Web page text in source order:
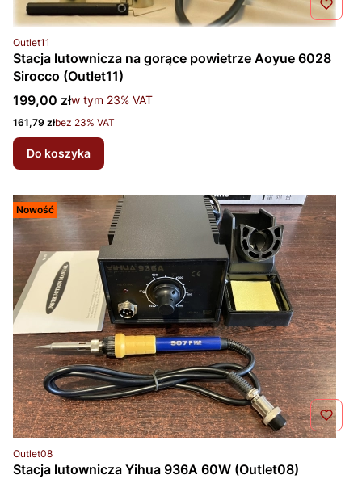
Kod produktu
Outlet11
Stacja lutownicza na gorące powietrze Aoyue 6028
Sirocco (Outlet11)
Cena brutto
199,00 złw tym %s VAT
w tym 23% VAT
Cena netto
161,79 złbez 23% VAT
Do koszyka
Nowość
Kod produktu
Outlet08
Stacja lutownicza Yihua 936A 60W (Outlet08)